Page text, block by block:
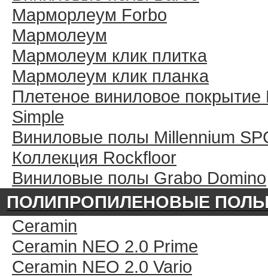
Марморлеум Forbo
Мармолеум
Мармолеум клик плитка
Мармолеум клик планка
Плетеное виниловое покрытие
Simple
Виниловые полы Millennium
Коллекция Rockfloor
Виниловые полы Grabo Domino
ПОЛИПРОПИЛЕНОВЫЕ
Ceramin
Ceramin NEO 2.0 Prime
Ceramin NEO 2.0 Vario